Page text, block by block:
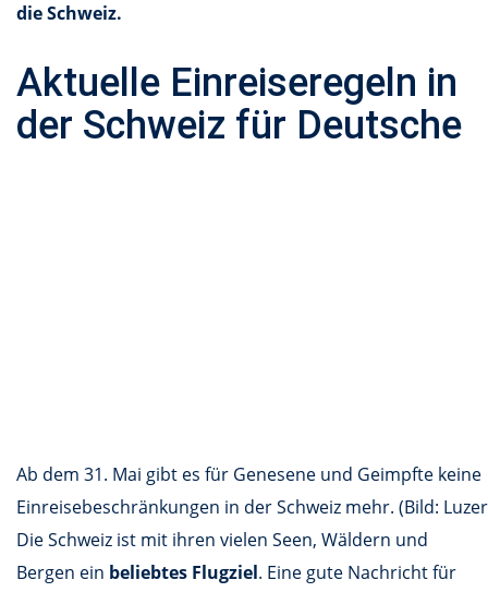
die Schweiz.
Aktuelle Einreiseregeln in
der Schweiz für Deutsche
Ab dem 31. Mai gibt es für Genesene und Geimpfte keine
Einreisebeschränkungen in der Schweiz mehr. (Bild:
Die Schweiz ist mit ihren vielen Seen, Wäldern und
Bergen ein beliebtes Flugziel. Eine gute Nachricht für